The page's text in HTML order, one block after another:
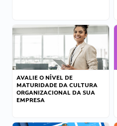
AVALIE O NÍVEL DE
MATURIDADE DA CULTURA
ORGANIZACIONAL DA SUA
EMPRESA